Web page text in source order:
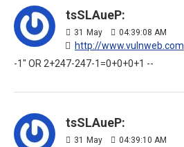
tsSLAueP:
31 May 04:39:08 AM
http://www.vulnweb.com
-1" OR 2+247-247-1=0+0+0+1 --
tsSLAueP:
31 May 04:39:10 AM